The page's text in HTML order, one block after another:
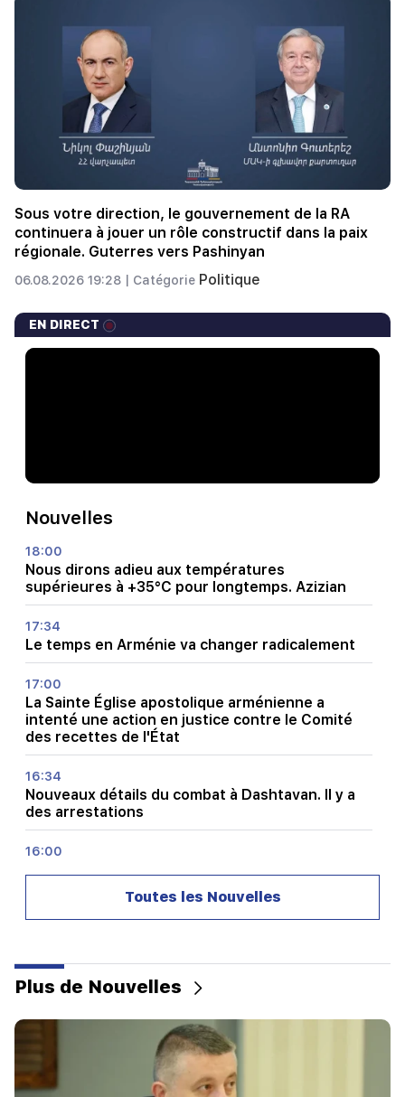
Sous votre direction, le gouvernement de la RA
continuera à jouer un rôle constructif dans la paix
régionale. Guterres vers Pashinyan
06.08.2026 19:28 | Catégorie Politique
EN DIRECT
Nouvelles
18:00
Nous dirons adieu aux températures
supérieures à +35°C pour longtemps. Azizian
17:34
Le temps en Arménie va changer radicalement
17:00
La Sainte Église apostolique arménienne a
intenté une action en justice contre le Comité
des recettes de l'État
16:34
Nouveaux détails du combat à Dashtavan. Il y a
des arrestations
16:00
longtemps dans plusieurs adresses à Erevan et
dans les marchés
Le principal problème de l’Arménie n’est pas
seulement le nikolisme. Avec Charmazan
15:00
Situation d'urgence à Sevan. Détails:
14:34
Toutes les Nouvelles
Plus de Nouvelles